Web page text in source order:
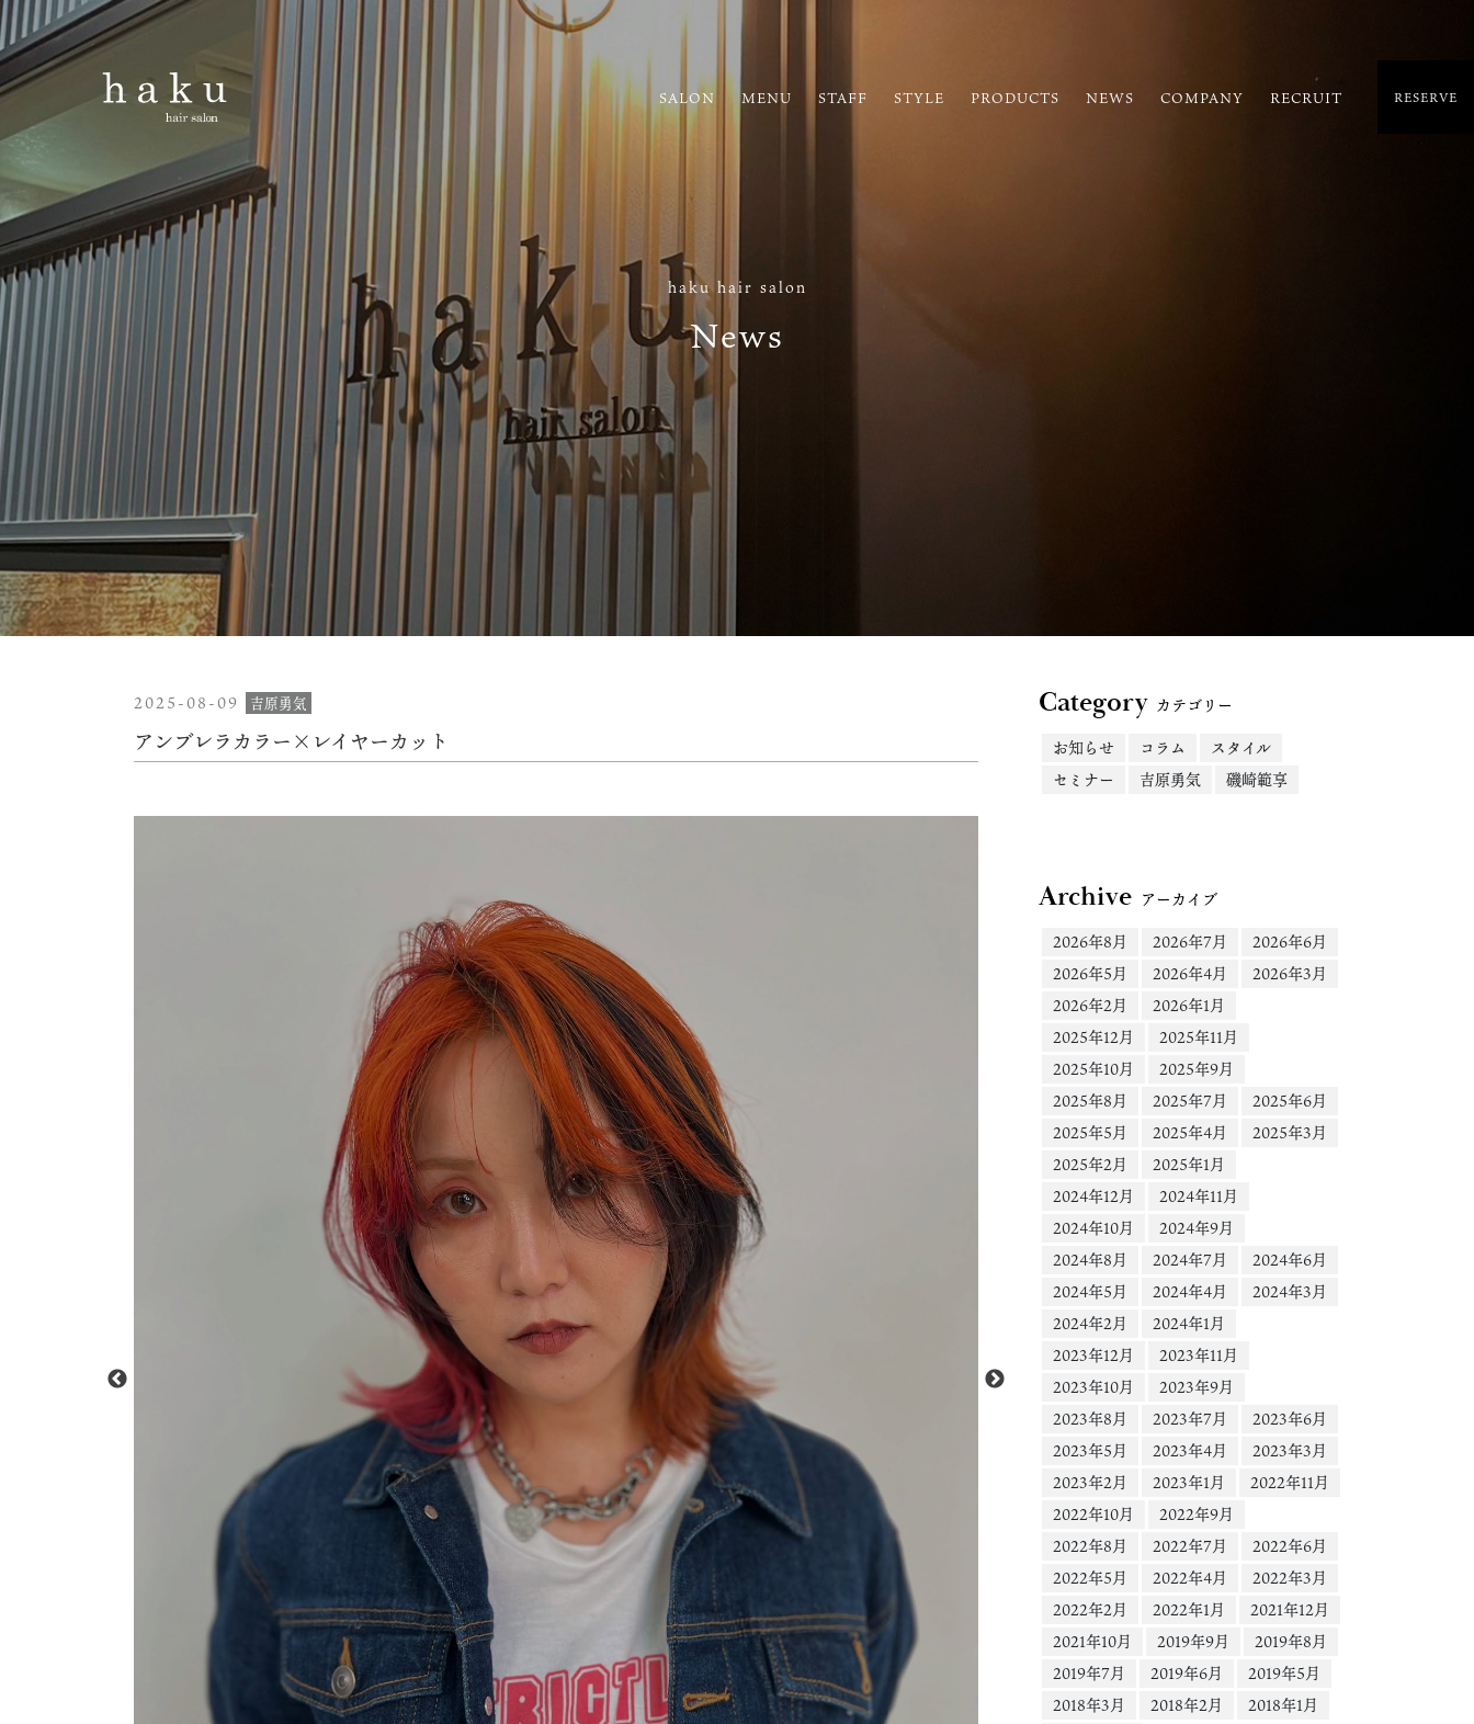
haku hair salon
News
SALON MENU STAFF STYLE PRODUCTS NEWS COMPANY RECRUIT RESERVE
2025-08-09 吉原勇気
アンブレラカラー×レイヤーカット
Categoryカテゴリー
お知らせ
コラム
スタイル
セミナー
吉原勇気 磯崎範享
Archive アーカイブ
2026年8月
2026年7月
2026年6月
2026年5月
2026年4月
2026年3月
2026年2月
2026年1月
2025年12月
2025年11月
2025年10月
2025年9月
2025年8月
2025年7月
2025年6月
2025年5月
2025年4月
2025年3月
2025年2月
2025年1月
2024年12月
2024年11月
2024年10月
2024年9月
2024年8月
2024年7月
2024年6月
2024年5月
2024年4月
2024年3月
2024年2月
2024年1月
2023年12月
2023年11月
2023年10月
2023年9月
2023年8月
2023年7月
2023年6月
2023年5月
2023年4月
2023年3月
2023年2月
2023年1月
2022年11月
2022年10月
2022年9月
2022年8月
2022年7月
2022年6月
2022年5月
2022年4月
2022年3月
2022年2月
2022年1月
2021年12月
2021年10月
2019年9月
2019年8月
2019年7月
2019年6月
2019年5月
2018年3月
2018年2月
2018年1月